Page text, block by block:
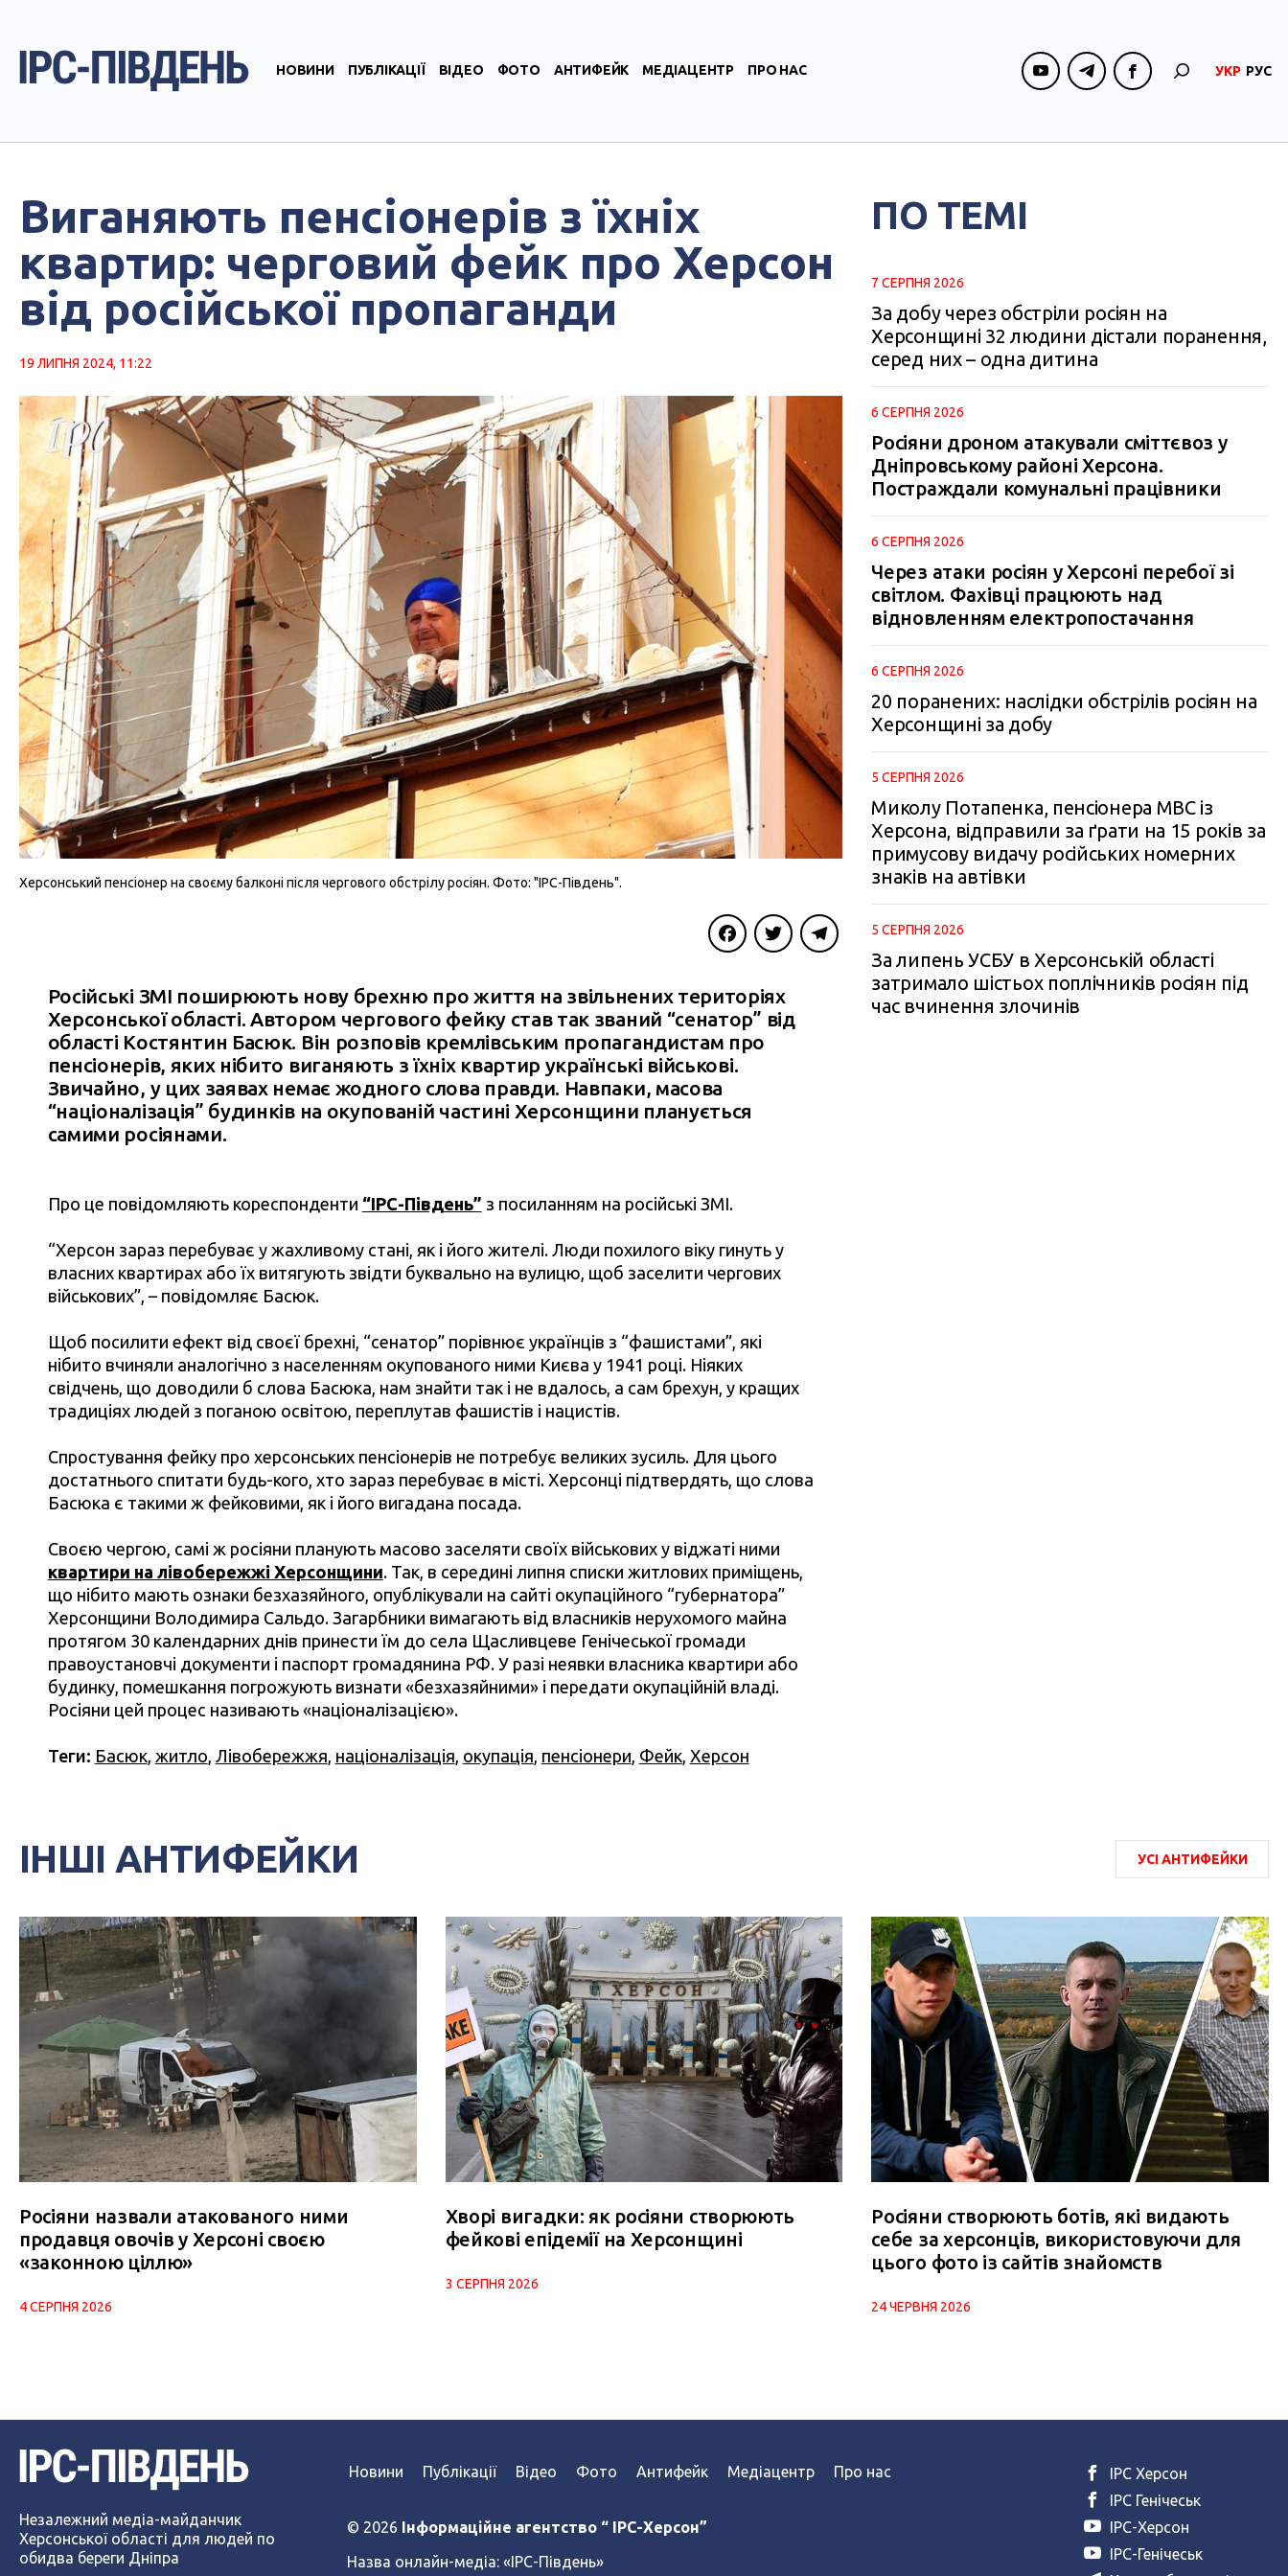
НОВИНИ ПУБЛІКАЦІЇ ВІДЕО ФОТО АНТИФЕЙК МЕДІАЦЕНТР ПРО НАС УКР РУС
Виганяють пенсіонерів з їхніх
квартир: черговий фейк про Херсон
від російської пропаганди
19 ЛИПНЯ 2024, 11:22
Херсонський пенсіонер на своєму балконі після чергового обстрілу росіян. Фото: "IPC-Південь".
Російські ЗМІ поширюють нову брехню про життя на звільнених територіях
Херсонської області. Автором чергового фейку став так званий “сенатор” від
області Костянтин Басюк. Він розповів кремлівським пропагандистам про
пенсіонерів, яких нібито виганяють з їхніх квартир українські військові.
Звичайно, у цих заявах немає жодного слова правди. Навпаки, масова
“націоналізація” будинків на окупованій частині Херсонщини планується
самими росіянами.
Про це повідомляють кореспонденти “IPC-Південь” з посиланням на російські ЗМІ.
“Херсон зараз перебуває у жахливому стані, як і його жителі. Люди похилого віку гинуть у
власних квартирах або їх витягують звідти буквально на вулицю, щоб заселити чергових
військових”, – повідомляє Басюк.
Щоб посилити ефект від своєї брехні, “сенатор” порівнює українців з “фашистами”, які
нібито вчиняли аналогічно з населенням окупованого ними Києва у 1941 році. Ніяких
свідчень, що доводили б слова Басюка, нам знайти так і не вдалось, а сам брехун, у кращих
традиціях людей з поганою освітою, переплутав фашистів і нацистів.
Спростування фейку про херсонських пенсіонерів не потребує великих зусиль. Для цього
достатнього спитати будь-кого, хто зараз перебуває в місті. Херсонці підтвердять, що слова
Басюка є такими ж фейковими, як і його вигадана посада.
Своєю чергою, самі ж росіяни планують масово заселяти своїх військових у віджаті ними
квартири на лівобережжі Херсонщини. Так, в середині липня списки житлових приміщень,
що нібито мають ознаки безхазяйного, опублікували на сайті окупаційного “губернатора”
Херсонщини Володимира Сальдо. Загарбники вимагають від власників нерухомого майна
протягом 30 календарних днів принести їм до села Щасливцеве Генічеської громади
правоустановчі документи і паспорт громадянина РФ. У разі неявки власника квартири або
будинку, помешкання погрожують визнати «безхазяйними» і передати окупаційній владі.
Росіяни цей процес називають «націоналізацією».
Теги: Басюк, житло, Лівобережжя, націоналізація, окупація, пенсіонери, Фейк, Херсон
ПО ТЕМІ
7 СЕРПНЯ 2026
За добу через обстріли росіян на
Херсонщині 32 людини дістали поранення,
серед них – одна дитина
6 СЕРПНЯ 2026
Росіяни дроном атакували сміттєвоз у
Дніпровському районі Херсона.
Постраждали комунальні працівники
6 СЕРПНЯ 2026
Через атаки росіян у Херсоні перебої зі
світлом. Фахівці працюють над
відновленням електропостачання
6 СЕРПНЯ 2026
20 поранених: наслідки обстрілів росіян на
Херсонщині за добу
5 СЕРПНЯ 2026
Миколу Потапенка, пенсіонера МВС із
Херсона, відправили за ґрати на 15 років за
примусову видачу російських номерних
знаків на автівки
5 СЕРПНЯ 2026
За липень УСБУ в Херсонській області
затримало шістьох поплічників росіян під
час вчинення злочинів
ІНШІ АНТИФЕЙКИ УСІ АНТИФЕЙКИ
Росіяни назвали атакованого ними
продавця овочів у Херсоні своєю
«законною ціллю»
4 СЕРПНЯ 2026
Хворі вигадки: як росіяни створюють
фейкові епідемії на Херсонщині
3 СЕРПНЯ 2026
Росіяни створюють ботів, які видають
себе за херсонців, використовуючи для
цього фото із сайтів знайомств
24 ЧЕРВНЯ 2026
Незалежний медіа-майданчик
Херсонської області для людей по
обидва береги Дніпра
Новини Публікації Відео Фото Антифейк Медіацентр Про нас
© 2026 Інформаційне агентство “ IPC-Херсон”
Назва онлайн-медіа: «ІРС-Південь»
ІРС Херсон
ІРС Генічеськ
ІРС-Херсон
ІРС-Генічеськ